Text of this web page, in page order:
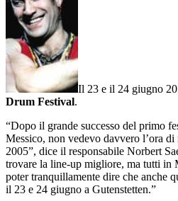
Il 23 e il 24 giugno
Drum Festival.
“Dopo il grande successo del primo
Messico, non vedevo davvero l’ora
2005”, dice il responsabile Norbert
trovare la line-up migliore, ma tutti in
poter tranquillamente dire che anche
il 23 e 24 giugno a Gutenstetten.”